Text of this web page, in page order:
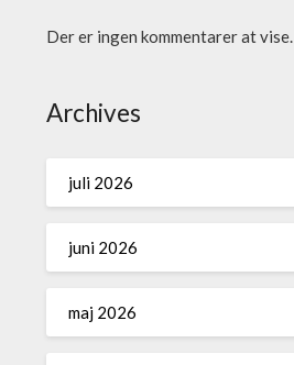
Der er ingen kommentarer at vise.
Archives
juli 2026
juni 2026
maj 2026